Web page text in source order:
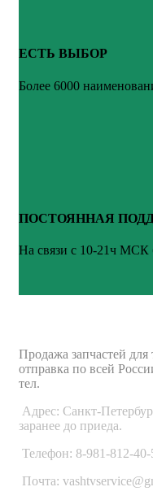
ЕСТЬ ВЫБОР
Более 6000
ПОСТОЯННАЯ
На связи с 10-21ч МСК
Продажа запчастей для
отправка по всей
тел.
Адрес: Санкт-
заранее до приеда.
Телефон: 8-981-812-40-
Почта: